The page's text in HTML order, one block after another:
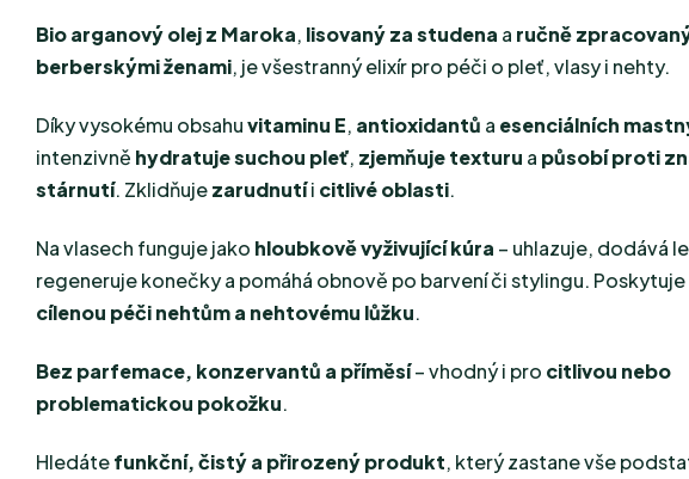
Bio arganový olej z Maroka, lisovaný za studena a ručně
berberskými ženami, je všestranný elixír pro péči o pleť, vlasy i nehty.
Díky vysokému obsahuvitaminu E, antioxidantů a esenciálních
intenzivně hydratuje suchou pleť, zjemňuje texturu a působí proti
stárnutí. Zklidňujezarudnutíi citlivé oblasti.
Na vlasech funguje jako hloubkově vyživující kúra – uhlazuje, dodává
regeneruje konečky a pomáhá obnově po barvení či stylingu.
cílenou péči nehtům a nehtovému lůžku.
Bez parfemace, konzervantů a příměsí– vhodný i pro citlivou nebo
problematickou pokožku.
Hledátefunkční, čistý a přirozený produkt, který zastane vše